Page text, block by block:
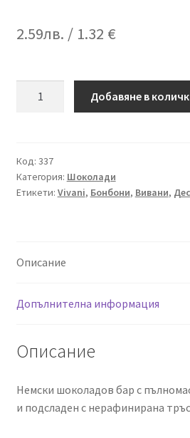
2.59лв. / 1.32 €
Шоколадов
Бар,
Vivani,
Добавяне в
Код: 337
Категория: Шоколади
Етикети: Vivani, Бонбони, Вивани,
Описание
Допълнителна информация
Описание
Немски шоколадов бар с
и подсладен с нерафинирана